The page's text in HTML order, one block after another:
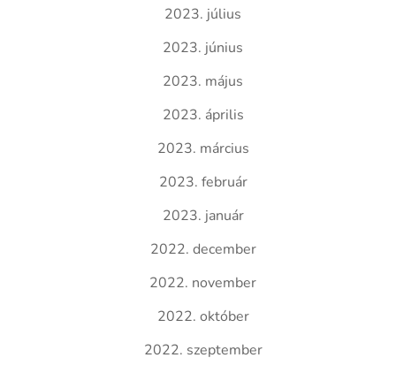
2023. július
2023. június
2023. május
2023. április
2023. március
2023. február
2023. január
2022. december
2022. november
2022. október
2022. szeptember